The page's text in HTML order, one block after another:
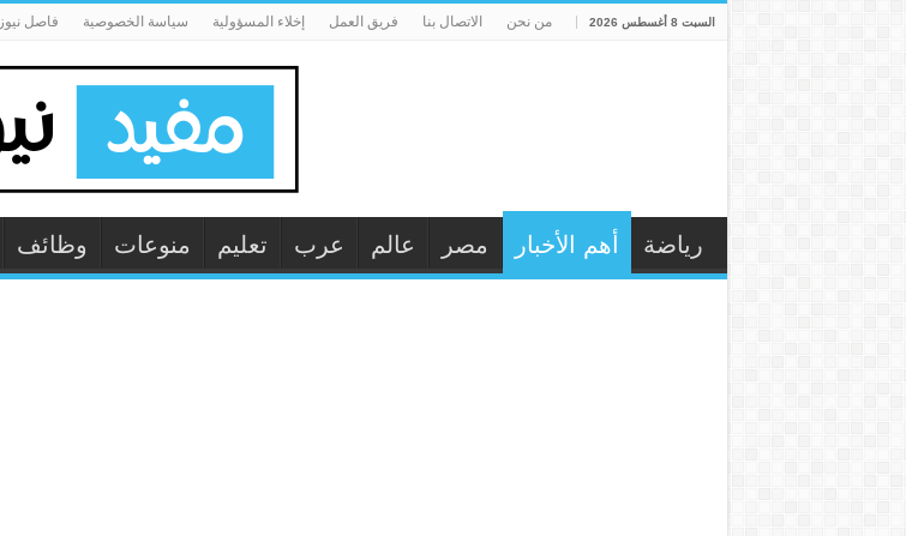
السبت 8 أغسطس 2026 من نحن الاتصال بنا فريق العمل إخلاء المسؤولية سياسة الخصوصية فاصل نيوز
رياضة أهم الأخبار مصر عالم عرب تعليم منوعات وظائف